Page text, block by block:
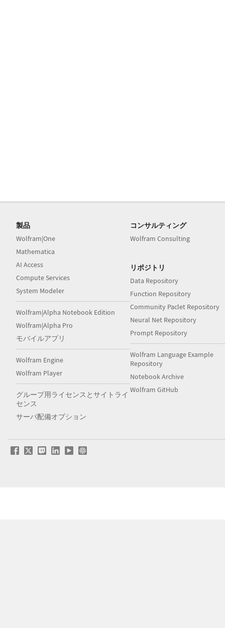
製品
Wolfram|One
Mathematica
AI Access
Compute Services
System Modeler
Wolfram|Alpha Notebook Edition
Wolfram|Alpha Pro
モバイルアプリ
Wolfram Engine
Wolfram Player
グループ用ライセンスとサイトライ
センス
サーバ配備オプション
コンサルティング
Wolfram Consulting
リポジトリ
Data Repository
Function Repository
Community Paclet Repository
Neural Net Repository
Prompt Repository
Wolfram Language Example
Repository
Notebook Archive
Wolfram GitHub